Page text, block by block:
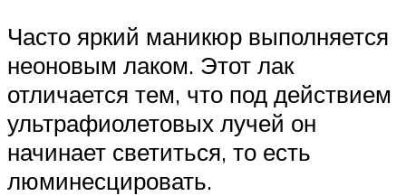
Часто яркий маникюр выполняется
неоновым лаком. Этот лак
отличается тем, что под действием
ультрафиолетовых лучей он
начинает светиться, то есть
люминесцировать.